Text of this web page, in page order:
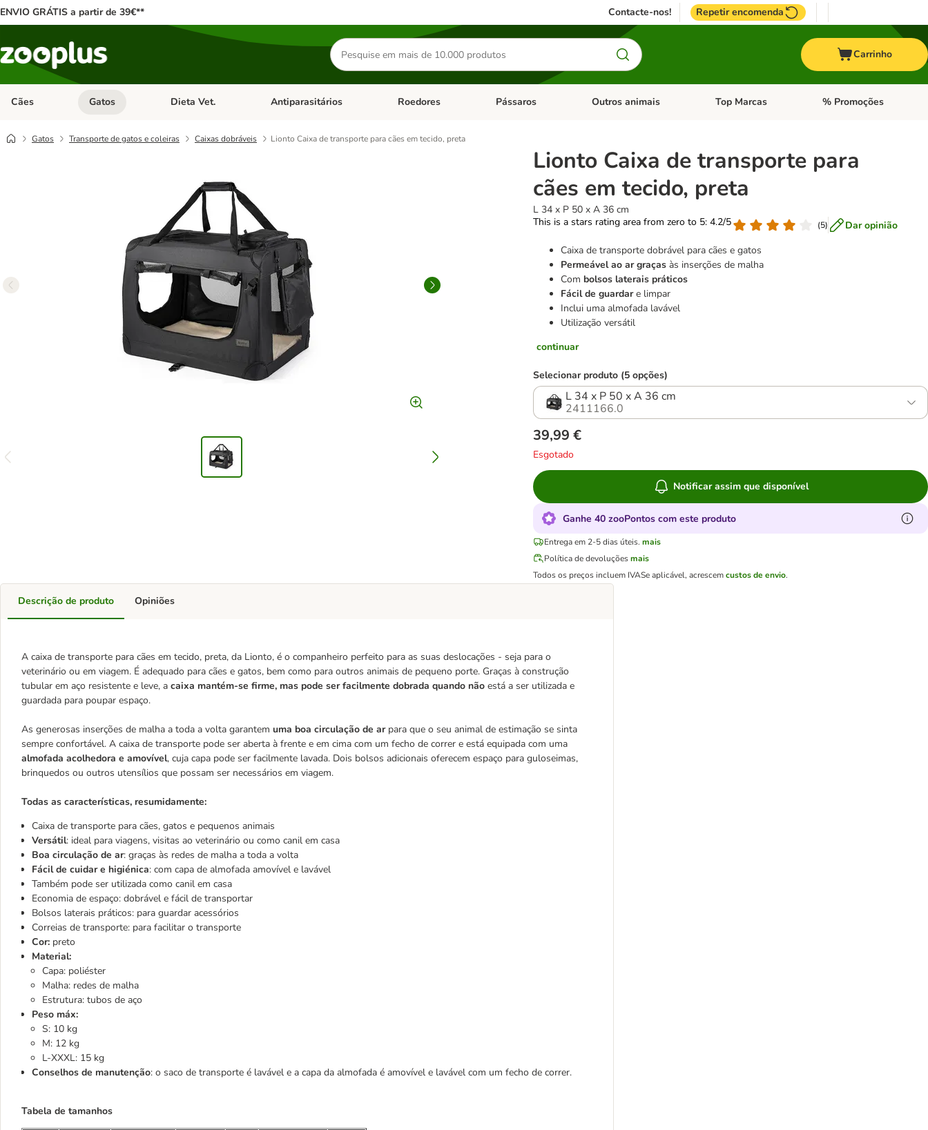
ENVIO GRÁTIS a partir de 39€** Contacte-nos! Repetir encomenda
Pesquisar
produtos
Carrinho
Cães Abrir menu de categoria: Cães
Gatos Abrir menu de categoria: Gatos
Dieta Vet. Abrir menu de categoria: Dieta Vet.
Antiparasitários Abrir menu de categoria: Antiparasitários
Roedores Abrir menu de categoria: Roedores
Pássaros Abrir menu de categoria: Pássaros
Outros animais Abrir menu de categoria: Outros animais
Top Marcas Abrir menu de categoria:
% Promoções
Gatos Transporte de gatos e coleiras Caixas dobráveis Lionto Caixa de transporte para cães em tecido, preta
Lionto Caixa de transporte para
cães em tecido, preta
L 34 x P 50 x A 36 cm
This is a stars rating area from zero to 5: 4.2/5
(5)
Dar opinião
Caixa de transporte dobrável para cães e gatos
Permeável ao ar graçasàs inserções de malha
Com bolsos laterais práticos
Fácil de guardare limpar
Inclui uma almofada lavável
Utilização versátil
continuar
Selecionar produto (5 opções)
L 34 x P 50 x A 36 cm
2411166.0
39,99 €
Esgotado
Notificar assim que disponível
Ganhe 40 zooPontos com este produto
Entrega em 2-5 dias úteis. mais
Política de devoluções mais
Todos os preços incluem IVASe aplicável, acrescemcustos de envio.
Descrição de produto
A caixa de transporte para cães em tecido, preta, da Lionto, é o companheiro perfeito para as suas deslocações - seja para o
veterinário ou em viagem. É adequado para cães e gatos, bem como para outros animais de pequeno porte. Graças à construção
tubular em aço resistente e leve, a caixa mantém-se firme, mas pode ser facilmente dobrada quando não está a ser utilizada e
guardada para poupar espaço.
As generosas inserções de malha a toda a volta garantem uma boa circulação de ar para que o seu animal de estimação se sinta
sempre confortável. A caixa de transporte pode ser aberta à frente e em cima com um fecho de correr e está equipada com uma
almofada acolhedora e amovível, cuja capa pode ser facilmente lavada. Dois bolsos adicionais oferecem espaço para guloseimas,
brinquedos ou outros utensílios que possam ser necessários em viagem.
Todas as características, resumidamente:
Caixa de transporte para cães, gatos e pequenos animais
Versátil: ideal para viagens, visitas ao veterinário ou como canil em casa
Boa circulação de ar: graças às redes de malha a toda a volta
Fácil de cuidar e higiénica: com capa de almofada amovível e lavável
Também pode ser utilizada como canil em casa
Economia de espaço: dobrável e fácil de transportar
Bolsos laterais práticos: para guardar acessórios
Correias de transporte: para facilitar o transporte
Cor: preto
Material:
Capa: poliéster
Malha: redes de malha
Estrutura: tubos de aço
Peso máx:
S: 10 kg
M: 12 kg
L-XXXL: 15 kg
Conselhos de manutenção: o saco de transporte é lavável e a capa da almofada é amovível e lavável com um fecho de correr.
Tabela de tamanhos
Opiniões